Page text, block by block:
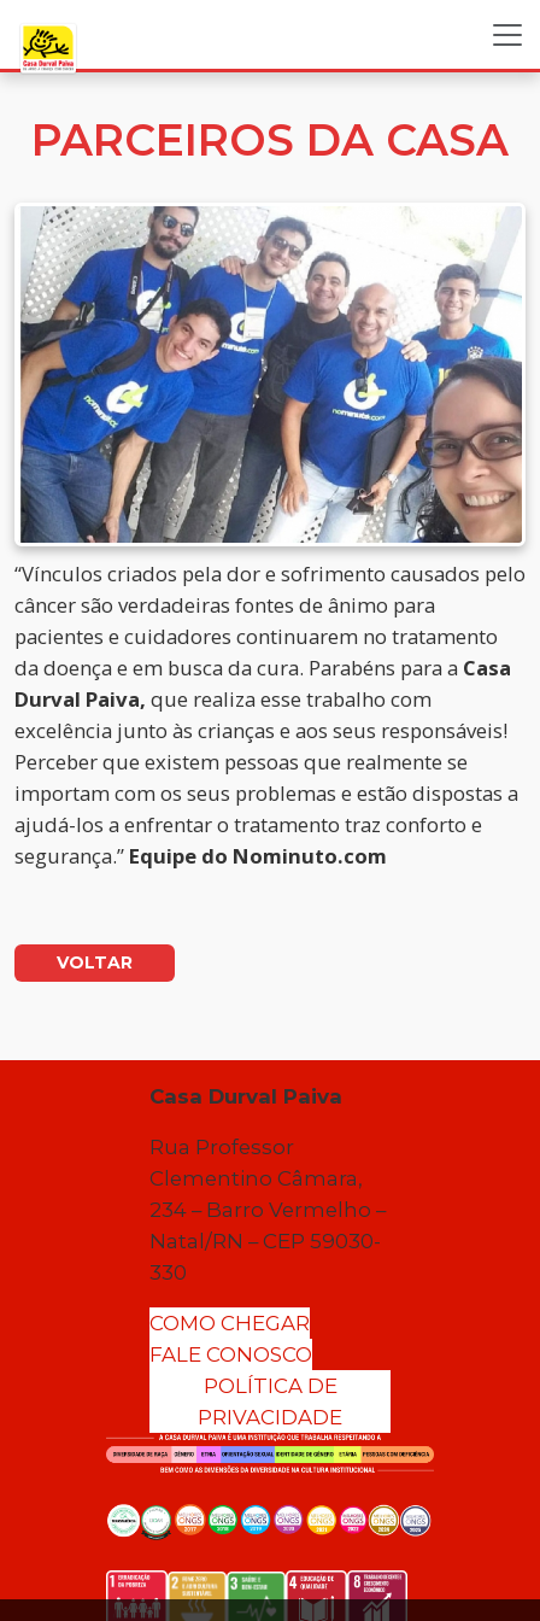
PARCEIROS DA CASA
“Vínculos criados pela dor e sofrimento causados pelo
câncer são verdadeiras fontes de ânimo para
pacientes e cuidadores continuarem no tratamento
da doença e em busca da cura. Parabéns para a Casa
Durval Paiva, que realiza esse trabalho com
excelência junto às crianças e aos seus responsáveis!
Perceber que existem pessoas que realmente se
importam com os seus problemas e estão dispostas a
ajudá-los a enfrentar o tratamento traz conforto e
segurança.” Equipe do Nominuto.com
VOLTAR
Casa Durval Paiva
Rua Professor
Clementino Câmara,
234 – Barro Vermelho –
Natal/RN – CEP 59030-
330
COMO CHEGAR
FALE CONOSCO
POLÍTICA DE
PRIVACIDADE